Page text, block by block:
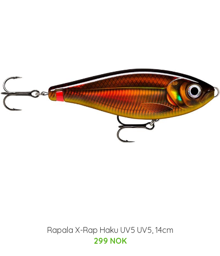
Rapala X-Rap Haku UV5 UV5, 14cm
299 NOK